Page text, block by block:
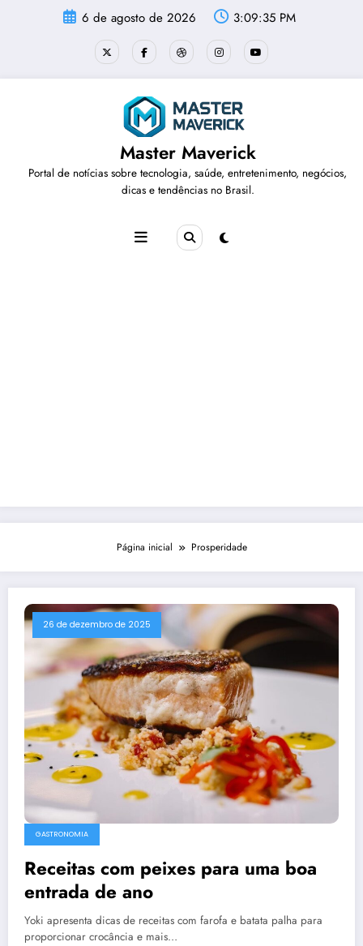
6 de agosto de 2026 3:09:35 PM
Master Maverick
Portal de notícias sobre tecnologia, saúde, entretenimento, negócios,
dicas e tendências no Brasil.
Página inicial Prosperidade
26 de dezembro de 2025
GASTRONOMIA
Receitas com peixes para uma boa
entrada de ano
Yoki apresenta dicas de receitas com farofa e batata palha para
proporcionar crocância e mais…